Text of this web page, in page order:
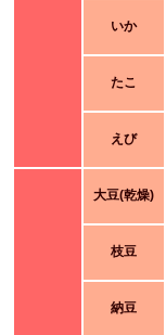
いか
たこ
えび
大豆(乾燥)
枝豆
納豆